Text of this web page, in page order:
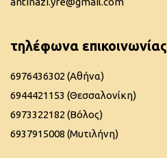
τηλέφωνα επικοινωνίας
6976436302 (Αθήνα)
6944421153 (Θεσσαλονίκη)
6973322182 (Βόλος)
6937915008 (Μυτιλήνη)